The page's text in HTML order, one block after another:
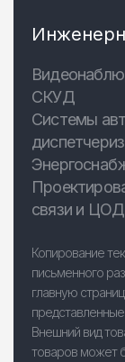
СКУД
Системы
связи и ЦОД
Копирование
письменного
главную
Внешний вид
товаров может